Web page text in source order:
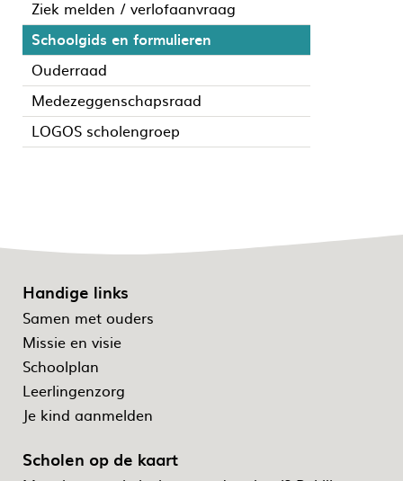
Ziek melden / verlofaanvraag
Schoolgids en formulieren
Ouderraad
Medezeggenschapsraad
LOGOS scholengroep
Handige links
Samen met ouders
Missie en visie
Schoolplan
Leerlingenzorg
Je kind aanmelden
Scholen op de kaart